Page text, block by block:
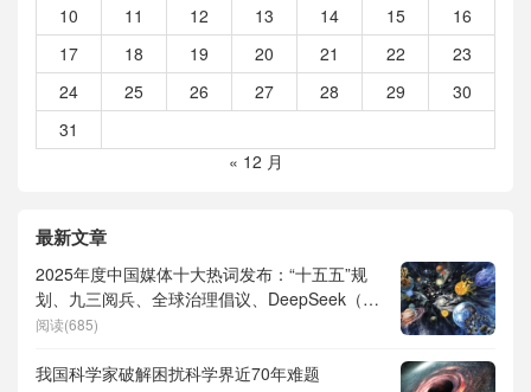
10
11 12 13 14 15
16
17
18 19 20 21 22
23
24
25 26 27 28 29
30
31
« 12 月
最新文章
2025年度中国媒体十大热词发布：“十五五”规
划、九三阅兵、全球治理倡议、DeepSeek（深
度求索）、人形机器人、苏超、票根经济、育
阅读(685)
我国科学家破解困扰科学界近70年难题